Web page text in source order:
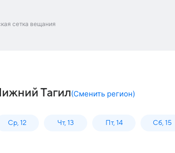
сетка вещания
Тагил(Сменить регион)
Ср, 12 Чт, 13 Пт, 14 Сб, 15